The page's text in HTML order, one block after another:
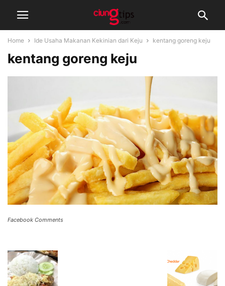
Home Ide Usaha Makanan Kekinian dari Keju kentang goreng keju
kentang goreng keju
Facebook Comments